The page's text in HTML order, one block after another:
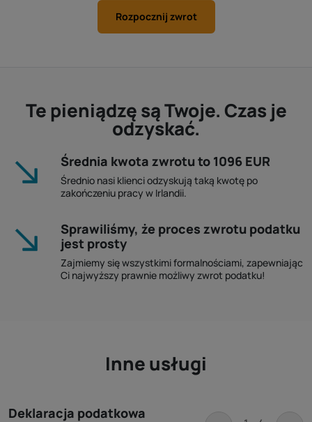
Rozpocznij zwrot
Te pieniądzę są Twoje. Czas je
odzyskać.
Średnia kwota zwrotu to 1096 EUR
Średnio nasi klienci odzyskują taką kwotę po
zakończeniu pracy w Irlandii.
Sprawiliśmy, że proces zwrotu podatku
jest prosty
Zajmiemy się wszystkimi formalnościami, zapewniając
Ci najwyższy prawnie możliwy zwrot podatku!
Inne usługi
Deklaracja podatkowa